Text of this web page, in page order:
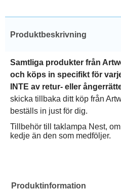
Produktbeskrivning
Samtliga produkter från
och köps in specifikt för
INTE av retur- eller
skicka tillbaka ditt köp från
beställs in just för dig.
Tillbehör till taklampa Nest,
kedje än den som medföljer.
Produktinformation